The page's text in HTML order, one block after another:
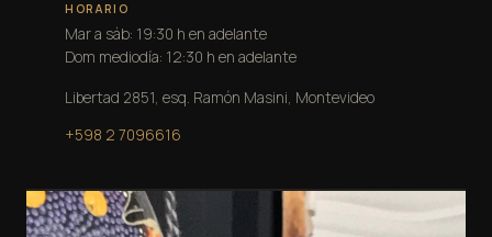
HORARIO
Mar a sáb: 19:30 h en adelante
Dom mediodía: 12:30 h en adelante
Libertad 2851, esq. Ramón Masini, Montevideo
+598 2 7096616